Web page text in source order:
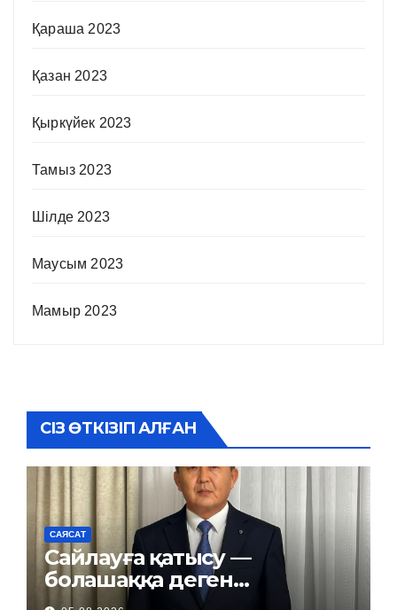
Қараша 2023
Қазан 2023
Қыркүйек 2023
Тамыз 2023
Шілде 2023
Маусым 2023
Мамыр 2023
СІЗ ӨТКІЗІП АЛҒАН
САЯСАТ
Сайлауға қатысу —
болашаққа деген
жауапкершілік